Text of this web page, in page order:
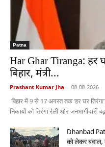
Patna
Har Ghar Tiranga: हर
बिहार, मंत्री...
Prashant Kumar Jha - 08-08-2026
बिहार में 9 से 17 अगस्त तक ‘हर घर
निकायों को तिरंगा रैली और जनभागीदारी
Dhanbad
को लेकर बवाल,